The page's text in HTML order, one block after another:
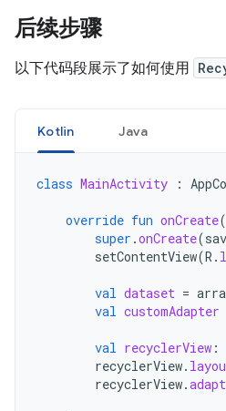
后续步骤
以下代码段展示了如何使用
Kotlin Java
class MainActivity :
override fun onCreate(
super .onCreate(
setContentView(R .
val dataset =
val customAdapter
val recyclerView :
recyclerView.
recyclerView.